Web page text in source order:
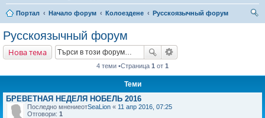
Портал Начало форум Колоездене
Русскоязычный форум
Русскоязычный форум
Нова тема
4 теми •Страница 1 от 1
Теми
БРЕВЕТНАЯ НЕДЕЛЯ НОБЕЛЬ 2016
Последно мнениеотSeaLion « 11 апр 2016, 07:25
Отговори: 1